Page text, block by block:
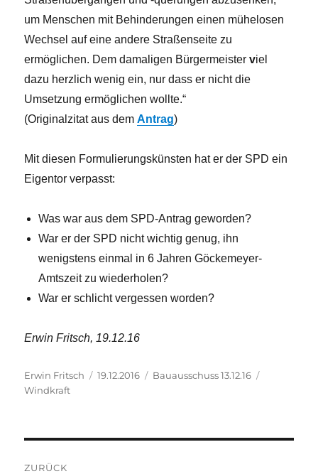
um Menschen mit Behinderungen einen mühelosen
Wechsel auf eine andere Straßenseite zu
ermöglichen. Dem damaligen Bürgermeisterviel
dazu herzlich wenig ein, nur dass er nicht die
Umsetzung ermöglichen wollte.“
(Originalzitat aus demAntrag)
Mit diesen Formulierungskünsten hat er der SPD ein
Eigentor verpasst:
Was war aus dem SPD-Antrag geworden?
War er der SPD nicht wichtig genug, ihn
wenigstens einmal in 6 Jahren Göckemeyer-
Amtszeit zu wiederholen?
War er schlicht vergessen worden?
Erwin Fritsch, 19.12.16
Autor
Erwin Fritsch
Veröffentlicht
19.12.2016 Kategorien
Bauausschuss 13.12.16
Windkraft
ZURÜCK